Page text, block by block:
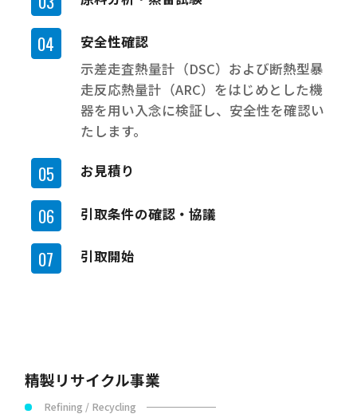
安全性確認
示差走査熱量計（DSC）および断熱型暴
走反応熱量計（ARC）をはじめとした機
器を用い入念に検証し、安全性を確認い
たします。
お見積り
引取条件の確認・協議
引取開始
精製リサイクル事業
Refining / Recycling